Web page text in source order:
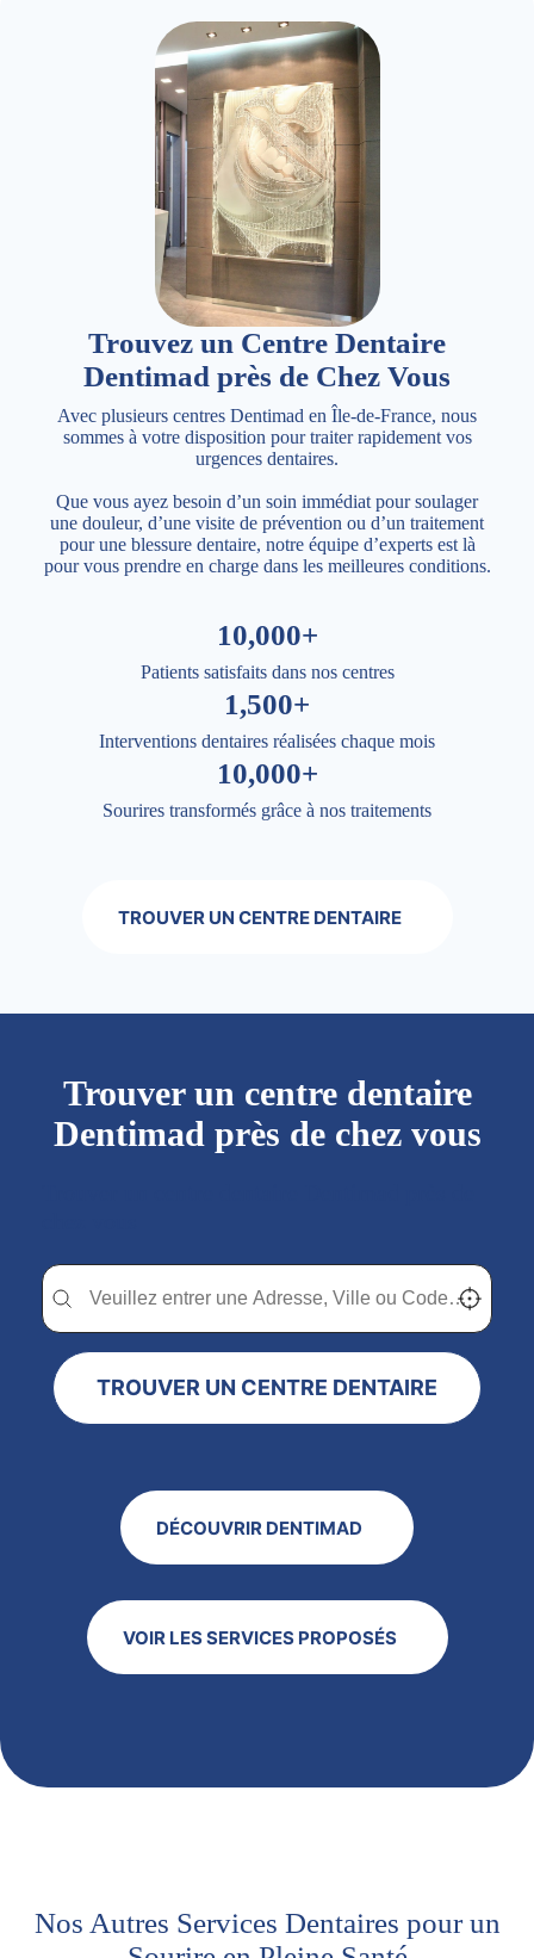
Trouvez un Centre Dentaire
Dentimad près de Chez Vous
Avec plusieurs centres Dentimad en Île-de-France, nous
sommes à votre disposition pour traiter rapidement vos
urgences dentaires.
Que vous ayez besoin d’un soin immédiat pour soulager
une douleur, d’une visite de prévention ou d’un traitement
pour une blessure dentaire, notre équipe d’experts est là
pour vous prendre en charge dans les meilleures conditions.
10,000+
Patients satisfaits dans nos centres
1,500+
Interventions dentaires réalisées chaque mois
10,000+
Sourires transformés grâce à nos traitements
TROUVER UN CENTRE DENTAIRE
Trouver un centre dentaire
Dentimad près de chez vous
Trouver un centre dentaire Dentimad près de
Trouver un centre dentaire Dentimad près de chez vous Localisez-
TROUVER UN CENTRE DENTAIRE
DÉCOUVRIR DENTIMAD
VOIR LES SERVICES PROPOSÉS
Nos Autres Services Dentaires pour un